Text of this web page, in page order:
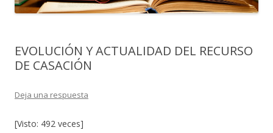
EVOLUCIÓN Y ACTUALIDAD DEL RECURSO
DE CASACIÓN
Deja una respuesta
[Visto: 492 veces]